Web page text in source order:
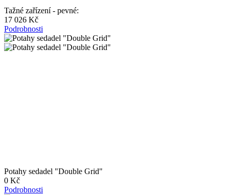
Tažné zařízení - pevné:
17 026 Kč
Podrobnosti
Potahy sedadel "Double Grid"
0 Kč
Podrobnosti